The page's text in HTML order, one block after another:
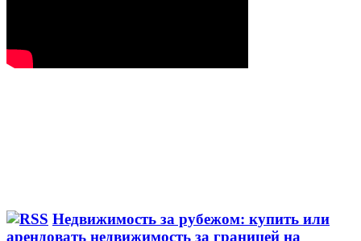
Недвижимость за рубежом: купить или
арендовать недвижимость за границей на